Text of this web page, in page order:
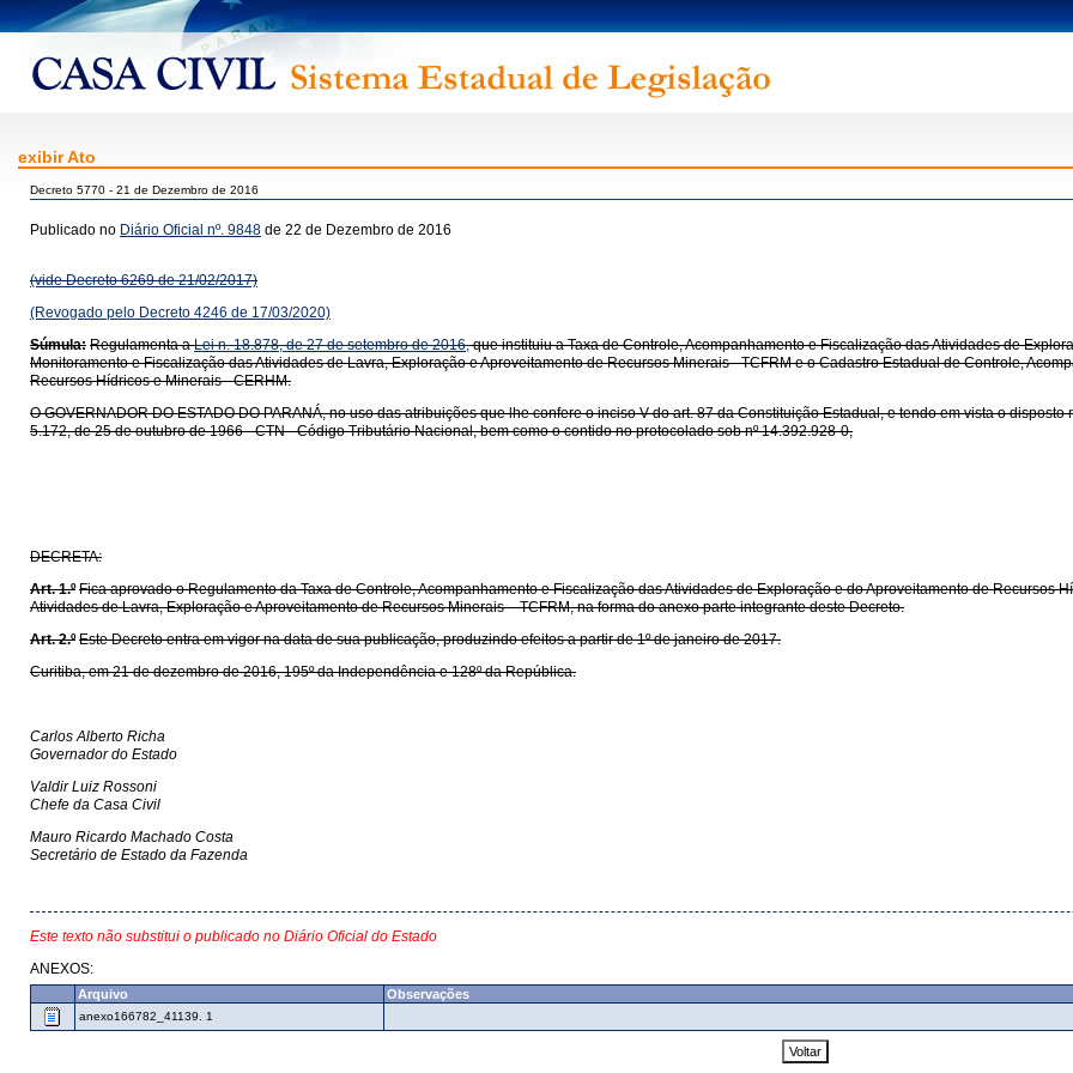
exibir Ato
Decreto 5770 - 21 de Dezembro de 2016
Publicado no Diário Oficial nº. 9848 de 22 de Dezembro de 2016
(vide Decreto 6269 de 21/02/2017)
(Revogado pelo Decreto 4246 de 17/03/2020)
Súmula: Regulamenta aLei n. 18.878, de 27 de setembro de 2016,que instituiu a Taxa de Controle, Acompanhamento e Fiscalização das Atividades de
Monitoramento e Fiscalização das Atividades de Lavra, Exploração e Aproveitamento de Recursos Minerais - TCFRM e o Cadastro Estadual de Controle,
Recursos Hídricos e Minerais - CERHM.
O GOVERNADOR DO ESTADO DO PARANÁ, no uso das atribuições que lhe confere o inciso V do art. 87 da Constituição Estadual, e tendo em vista o
5.172, de 25 de outubro de 1966 - CTN - Código Tributário Nacional, bem como o contido no protocolado sob nº 14.392.928-0,
DECRETA:
Art. 1.º Fica aprovado o Regulamento da Taxa de Controle, Acompanhamento e Fiscalização das Atividades de Exploração e do Aproveitamento de Recursos
Atividades de Lavra, Exploração e Aproveitamento de Recursos Minerais – TCFRM, na forma do anexo parte integrante deste Decreto.
Art. 2.º Este Decreto entra em vigor na data de sua publicação, produzindo efeitos a partir de 1º de janeiro de 2017.
Curitiba, em 21 de dezembro de 2016, 195º da Independência e 128º da República.
Carlos Alberto Richa
Governador do Estado
Valdir Luiz Rossoni
Chefe da Casa Civil
Mauro Ricardo Machado Costa
Secretário de Estado da Fazenda
Este texto não substitui o publicado no Diário Oficial do Estado
ANEXOS:
Arquivo Observações
anexo166782_41139. 1